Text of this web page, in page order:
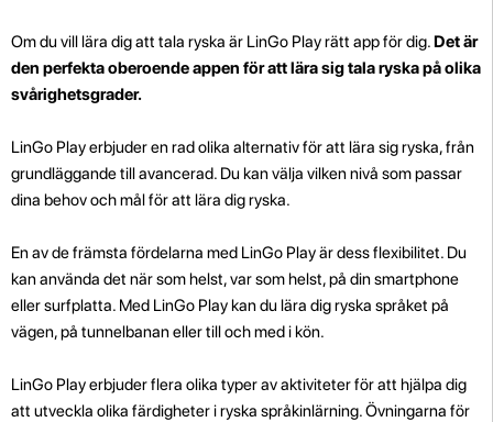
Om du vill lära dig att tala ryska är LinGo Play rätt app för dig.Det är
den perfekta oberoende appen för att lära sig tala ryska på olika
svårighetsgrader.
LinGo Play erbjuder en rad olika alternativ för att lära sig ryska, från
grundläggande till avancerad. Du kan välja vilken nivå som passar
dina behov och mål för att lära dig ryska.
En av de främsta fördelarna med LinGo Play är dess flexibilitet. Du
kan använda det när som helst, var som helst, på din smartphone
eller surfplatta. Med LinGo Play kan du lära dig ryska språket på
vägen, på tunnelbanan eller till och med i kön.
LinGo Play erbjuder flera olika typer av aktiviteter för att hjälpa dig
att utveckla olika färdigheter i ryska språkinlärning. Övningarna för